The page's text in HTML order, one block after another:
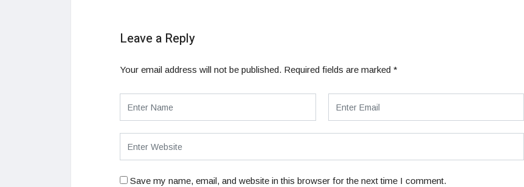
Leave a Reply
Your email address will not be published. Required fields are marked *
Save my name, email, and website in this browser for the next time I comment.